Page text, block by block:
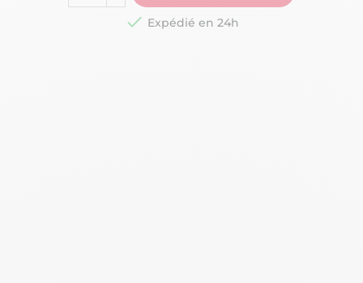
 Expédié en 24h